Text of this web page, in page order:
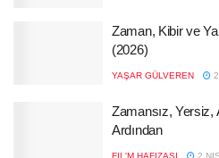
Zaman, Kibir ve
(2026)
YAŞAR GÜLVEREN
Zamansız, Yersiz,
Ardından
FIL'M HAFIZASI 2